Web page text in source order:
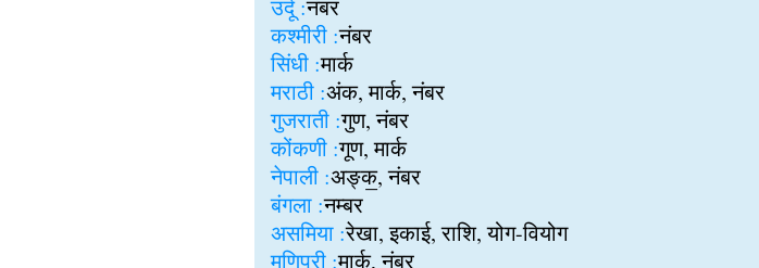
उर्दू :नंबर
कश्मीरी :नंबर
सिंधी :मार्क
मराठी :अंक, मार्क, नंबर
गुजराती :गुण, नंबर
कोंकणी :गूण, मार्क
नेपाली :अङ्क॒, नंबर
बंगला :नम्बर
असमिया :रेखा, इकाई, राशि, योग-वियोग
मणिपुरी :मार्क, नंबर